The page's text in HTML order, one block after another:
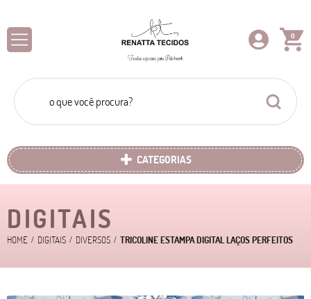
0
CATEGORIAS
DIGITAIS
HOME DIGITAIS DIVERSOS TRICOLINE ESTAMPA DIGITAL LAÇOS PERFEITOS